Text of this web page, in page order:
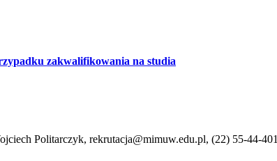
zakwalifikowania na studia
Politarczyk, rekrutacja@mimuw.edu.pl, (22) 55-44-401